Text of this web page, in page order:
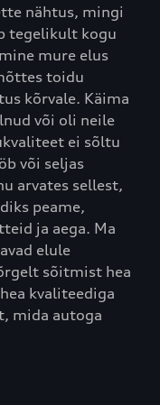
nähtus, mingi
tegelikult kogu
mure elus
toidu
kõrvale. Käima
või oli neile
ei sõltu
või seljas
arvates sellest,
peame,
ja aega. Ma
elule
sõitmist hea
kvaliteediga
mida autoga